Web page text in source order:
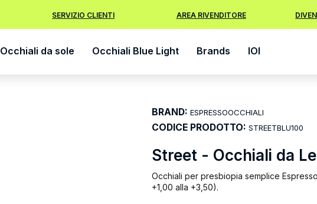
SERVIZIO CLIENTI AREA RIVENDITORE
Occhiali da sole Occhiali Blue Light Brands IOI
Street - Occhiali da
Occhiali per presbiopia semplice
+1,00 alla +3,50).
BRAND: ESPRESSOOCCHIALI
CODICE PRODOTTO: STREETBLU100